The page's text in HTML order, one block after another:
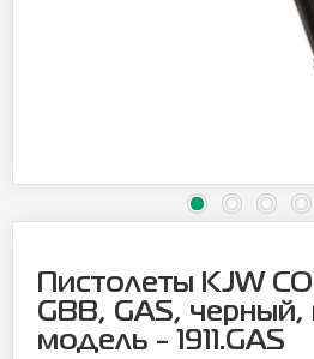
Пистолеты KJW
GBB, GAS, черный,
модель - 1911.GAS